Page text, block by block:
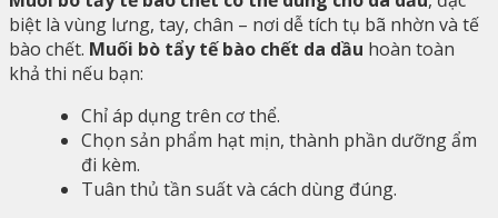
biệt là vùng lưng, tay, chân – nơi dễ tích tụ bã nhờn và tế
bào chết. Muối bò tẩy tế bào chết da dầu hoàn toàn
khả thi nếu bạn:
Chỉ áp dụng trên cơ thể.
Chọn sản phẩm hạt mịn, thành phần dưỡng ẩm
đi kèm.
Tuân thủ tần suất và cách dùng đúng.